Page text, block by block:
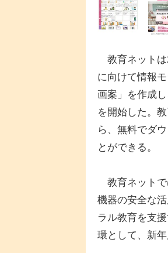
教育ネットは
に向けて情報
画案」を作成
を開始した。
ら、無料でダ
とができる。
教育ネットで
機器の安全な
ラル教育を支
環として、新